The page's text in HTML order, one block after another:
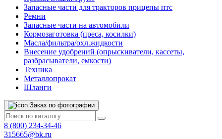
Запасные части для тракторов прицепы птс
Ремни
Запасные части на автомобили
Кормозаготовка (преса, косилки)
Масла/фильтра/охл.жидкости
Внесение удобрений (опрыскиватели, кассеты,
разбрасыватели, емкости)
Техника
Металлопрокат
Шланги
Заказ по фотографии
8 (800) 234-34-46
315665@bk.ru